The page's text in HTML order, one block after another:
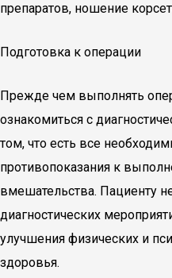
препаратов, ношение
Подготовка к операции
Прежде чем выполнять
ознакомиться с
том, что есть все
противопоказания к
вмешательства. Пациенту
диагностических
улучшения физических и
здоровья.